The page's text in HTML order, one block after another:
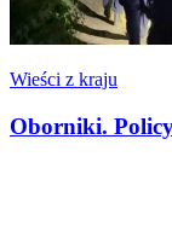
Wieści z kraju
Oborniki.